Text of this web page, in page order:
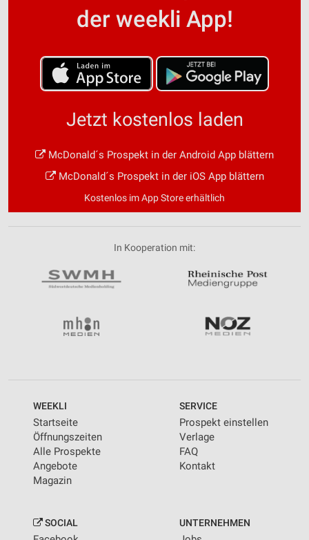
der weekli App!
Jetzt kostenlos laden
McDonald´s Prospekt in der Android App blättern
McDonald´s Prospekt in der iOS App blättern
Kostenlos im App Store erhältlich
In Kooperation mit:
WEEKLI
Startseite
Öffnungszeiten
Alle Prospekte
Angebote
Magazin
SERVICE
Prospekt einstellen
Verlage
FAQ
Kontakt
SOCIAL UNTERNEHMEN